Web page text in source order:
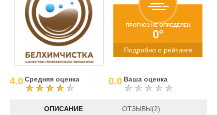
ПРОГНОЗ НЕ ОПРЕДЕЛЕН
0°
Подробно о рейтинге
4.0Средняя оценка 0.0 Ваша оценка
ОПИСАНИЕ ОТЗЫВЫ(2)